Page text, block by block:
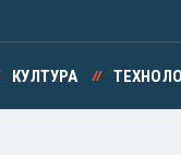
КУЛТУРА